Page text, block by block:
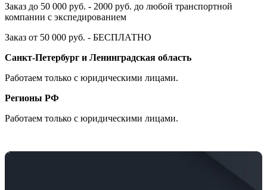
Заказ до 50 000 руб. - 2000 руб. до любой транспортной
компании с экспедированием
Заказ от 50 000 руб. - БЕСПЛАТНО
Санкт-Петербург и Ленинградская область
Работаем только с юридическими лицами.
Регионы РФ
Работаем только с юридическими лицами.